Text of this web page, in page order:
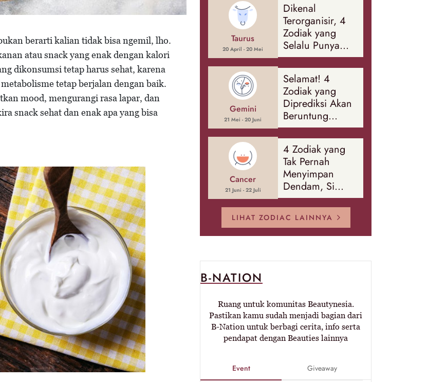
berarti kalian tidak bisa ngemil, lho.
atau snack yang enak dengan kalori
dikonsumsi tetap harus sehat, karena
tetap berjalan dengan baik.
mood, mengurangi rasa lapar, dan
snack sehat dan enak apa yang bisa
Taurus
20 April - 20 Mei
Dikenal
Terorganisir, 4
Zodiak yang
Selalu Punya
Rencana
Cadangan Soal
Banyak Hal
Gemini
21 Mei - 20 Juni
Selamat! 4
Zodiak yang
Diprediksi Akan
Beruntung
Sepanjang
Agustus 2026
Cancer
21 Juni - 22 Juli
4 Zodiak yang
Tak Pernah
Menyimpan
Dendam, Si
Paling Mudah
Memaafkan!
LIHAT ZODIAC LAINNYA
B-NATION
Ruang untuk komunitas Beautynesia.
Pastikan kamu sudah menjadi bagian dari
B-Nation untuk berbagi cerita, info serta
pendapat dengan Beauties lainnya
Event Giveaway